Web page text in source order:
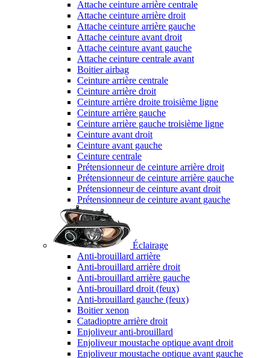
Attache ceinture arrière centrale
Attache ceinture arrière droit
Attache ceinture arrière gauche
Attache ceinture avant droit
Attache ceinture avant gauche
Attache ceinture centrale avant
Boitier airbag
Ceinture arrière centrale
Ceinture arrière droit
Ceinture arrière droite troisième ligne
Ceinture arrière gauche
Ceinture arrière gauche troisième ligne
Ceinture avant droit
Ceinture avant gauche
Ceinture centrale
Prétensionneur de ceinture arrière droit
Prétensionneur de ceinture arrière gauche
Prétensionneur de ceinture avant droit
Prétensionneur de ceinture avant gauche
Éclairage
Anti-brouillard arrière
Anti-brouillard arrière droit
Anti-brouillard arrière gauche
Anti-brouillard droit (feux)
Anti-brouillard gauche (feux)
Boitier xenon
Catadioptre arrière droit
Enjoliveur anti-brouillard
Enjoliveur moustache optique avant droit
Enjoliveur moustache optique avant gauche